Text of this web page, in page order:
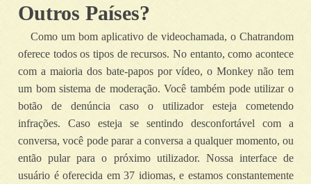
Outros Países?
Como um bom aplicativo de videochamada, o Chatrandom
oferece todos os tipos de recursos. No entanto, como acontece
com a maioria dos bate-papos por vídeo, o Monkey não tem
um bom sistema de moderação. Você também pode utilizar o
botão de denúncia caso o utilizador esteja cometendo
infrações. Caso esteja se sentindo desconfortável com a
conversa, você pode parar a conversa a qualquer momento, ou
então pular para o próximo utilizador. Nossa interface de
usuário é oferecida em 37 idiomas, e estamos constantemente